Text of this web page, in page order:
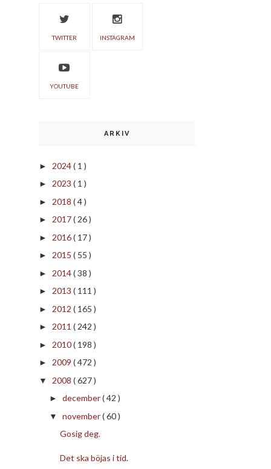
TWITTER INSTAGRAM
YOUTUBE
ARKIV
► 2024( 1 )
► 2023 ( 1 )
► 2018 ( 4 )
► 2017( 26 )
► 2016( 17 )
► 2015 ( 55 )
► 2014( 38 )
► 2013 ( 111 )
► 2012 ( 165 )
► 2011 ( 242 )
► 2010( 198 )
► 2009 ( 472 )
▼ 2008 ( 627 )
► december( 42 )
▼ november( 60 )
Gosig deg.
Det ska böjas i tid.